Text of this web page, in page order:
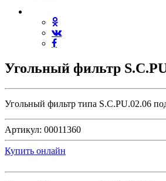
Угольный фильтр
Угольный фильтр типа S.C.PU.02.06
Артикул: 00011360
Купить онлайн